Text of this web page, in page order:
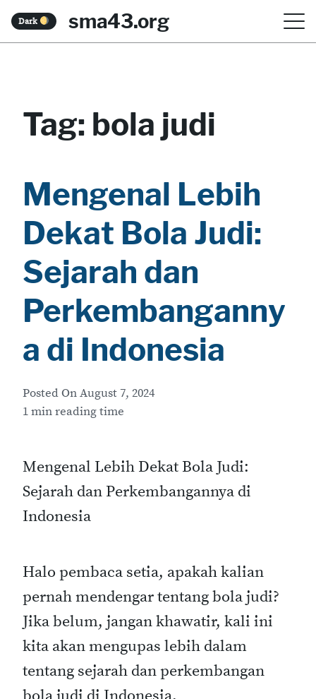
Dark sma43.org
Tag: bola judi
Mengenal Lebih
Dekat Bola Judi:
Sejarah dan
Perkembanganny
a di Indonesia
Posted OnAugust 7, 2024
1 min reading time
Mengenal Lebih Dekat Bola Judi:
Sejarah dan Perkembangannya di
Indonesia
Halo pembaca setia, apakah kalian
pernah mendengar tentang bola judi?
Jika belum, jangan khawatir, kali ini
kita akan mengupas lebih dalam
tentang sejarah dan perkembangan